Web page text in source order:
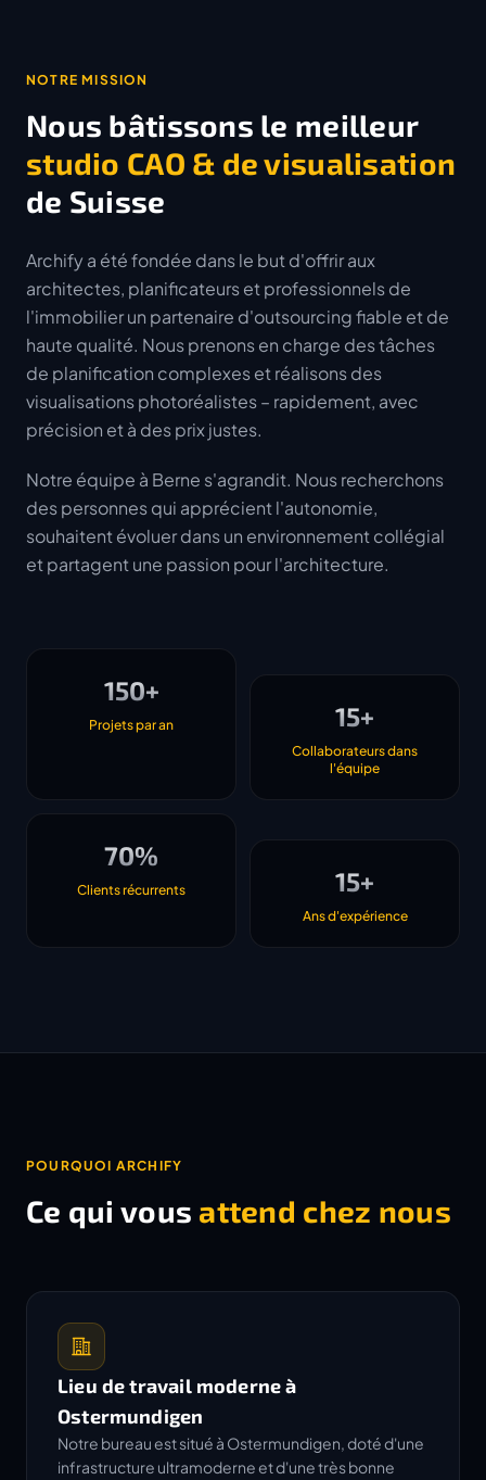
NOTRE MISSION
Nous bâtissons le meilleur
studio CAO & de visualisation
de Suisse
Archify a été fondée dans le but d'offrir aux
architectes, planificateurs et professionnels de
l'immobilier un partenaire d'outsourcing fiable et de
haute qualité. Nous prenons en charge des tâches
de planification complexes et réalisons des
visualisations photoréalistes – rapidement, avec
précision et à des prix justes.
Notre équipe à Berne s'agrandit. Nous recherchons
des personnes qui apprécient l'autonomie,
souhaitent évoluer dans un environnement collégial
et partagent une passion pour l'architecture.
150+
Projets par an 15+
Collaborateurs dans
l'équipe
70%
Clients récurrents 15+
Ans d'expérience
POURQUOI ARCHIFY
Ce qui vous attend chez nous
Lieu de travail moderne à
Ostermundigen
Notre bureau est situé à Ostermundigen, doté d'une
infrastructure ultramoderne et d'une très bonne